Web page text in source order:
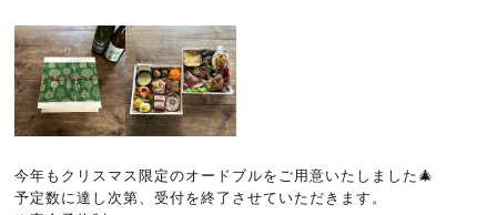
今年もクリスマス限定のオードブルをご用意いたしました🎄
予定数に達し次第、受付を終了させていただきます。